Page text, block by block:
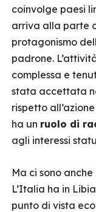
coinvolge paesi
arriva alla parte
protagonismo
padrone.
complessa e
stata accettata
rispetto
ha un ruolo di
agli interessi
Ma ci sono anche
L’Italia ha in
punto di vista